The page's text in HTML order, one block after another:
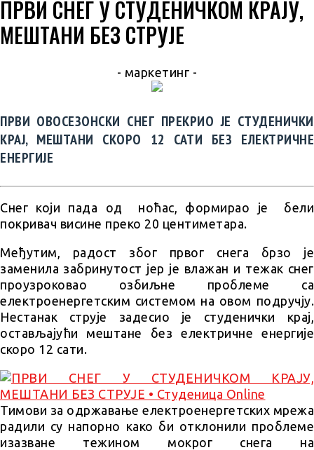
ПРВИ СНЕГ У СТУДЕНИЧКОМ КРАЈУ,
МЕШТАНИ БЕЗ СТРУЈЕ
- маркетинг -
ПРВИ ОВОСЕЗОНСКИ СНЕГ ПРЕКРИО ЈЕ СТУДЕНИЧКИ
КРАЈ, МЕШТАНИ СКОРО 12 САТИ БЕЗ ЕЛЕКТРИЧНЕ
ЕНЕРГИЈЕ
Снег који пада од ноћас, формирао је бели
покривач висине преко 20 центиметара.
Међутим, радост због првог снега брзо је
заменила забринутост јер је влажан и тежак снег
проузроковао озбиљне проблеме са
електроенергетским системом на овом подручју.
Нестанак струје задесио је студенички крај,
остављајући мештане без електричне енергије
скоро 12 сати.
Тимови за одржавање електроенергетских мрежа
радили су напорно како би отклонили проблеме
изазване тежином мокрог снега на